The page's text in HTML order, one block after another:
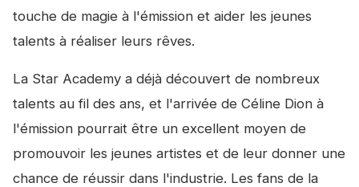
touche de magie à l'émission et aider les jeunes
talents à réaliser leurs rêves.
La Star Academy a déjà découvert de nombreux
talents au fil des ans, et l'arrivée de Céline Dion à
l'émission pourrait être un excellent moyen de
promouvoir les jeunes artistes et de leur donner une
chance de réussir dans l'industrie. Les fans de la